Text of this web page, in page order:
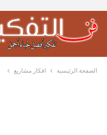
الصفحة الرئيسية افكار مشاريع